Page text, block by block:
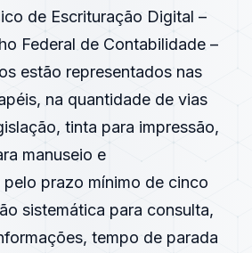
de Escrituração Digital –
Federal de Contabilidade –
estão representados nas
na quantidade de vias
tinta para impressão,
manuseio e
pelo prazo mínimo de cinco
sistemática para consulta,
tempo de parada